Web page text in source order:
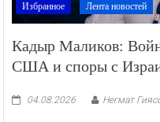
Избранное Лента новостей
Кадыр Маликов:
США и споры с
04.08.2026 Негмат